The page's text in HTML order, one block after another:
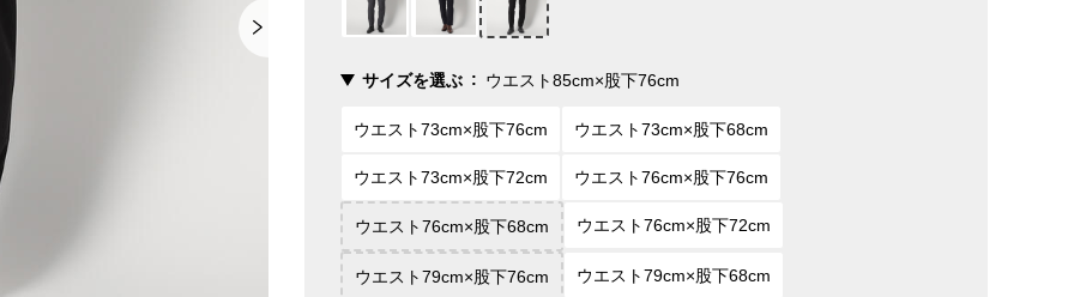
サイズを選ぶ ウエスト85cm×股下76cm
ウエスト73cm×股下76cm ウエスト73cm×股下68cm
ウエスト73cm×股下72cm ウエスト76cm×股下76cm
ウエスト76cm×股下68cm ウエスト76cm×股下72cm
ウエスト79cm×股下76cm ウエスト79cm×股下68cm